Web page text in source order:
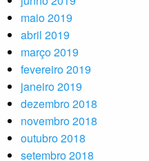
maio 2019
abril 2019
março 2019
fevereiro 2019
janeiro 2019
dezembro 2018
novembro 2018
outubro 2018
setembro 2018